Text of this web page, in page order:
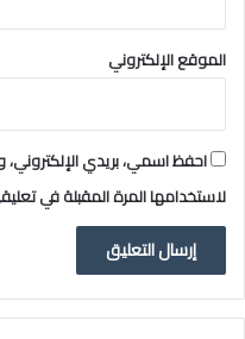
الموقع الإلكتروني
احفظ اسمي، بريدي
لاستخدامها المرة المقبلة في